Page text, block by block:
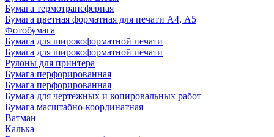
Бумага термотрансферная
Бумага цветная форматная для печати А4, А5
Фотобумага
Бумага для широкоформатной печати
Бумага для широкоформатной печати
Рулоны для принтера
Бумага перфорированная
Бумага перфорированная
Бумага для чертежных и копировальных работ
Бумага масштабно-координатная
Ватман
Калька